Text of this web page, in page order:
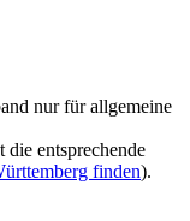
nur für allgemeine
entsprechende
finden).